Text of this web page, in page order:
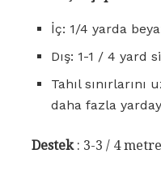
İç: 1/4 yarda
Dış: 1-1 / 4 yard
Tahıl
daha fazla
Destek: 3-3 / 4